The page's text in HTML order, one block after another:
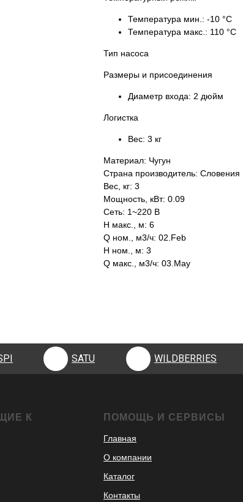
Температура мин.: -10 °С
Температура макс.: 110 °С
Тип насоса
Размеры и присоединения
Диаметр входа: 2 дюйм
Логистка
Вес: 3 кг
Материал: Чугун
Страна производитель: Словения
Вес, кг: 3
Мощность, кВт: 0.09
Сеть: 1~220 В
H макс., м: 6
Q ном., м3/ч: 02.Feb
H ном., м: 3
Q макс., м3/ч: 03.May
SATU WILDBERRIES
К
ПОМОЩЬ И СЕРВИСЫ
Главная
О компании
Каталог
Контакты